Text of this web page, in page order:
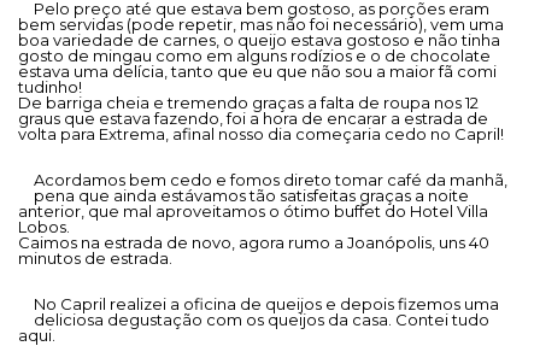
Pelo preço até que estava bem gostoso, as porções eram
bem servidas (pode repetir, mas não foi necessário), vem uma
boa variedade de carnes, o queijo estava gostoso e não tinha
gosto de mingau como em alguns rodízios e o de chocolate
estava uma delícia, tanto que eu que não sou a maior fã comi
tudinho!
De barriga cheia e tremendo graças a falta de roupa nos 12
graus que estava fazendo, foi a hora de encarar a estrada de
volta para Extrema, afinal nosso dia começaria cedo no Capril!
Acordamos bem cedo e fomos direto tomar café da manhã,
pena que ainda estávamos tão satisfeitas graças a noite
anterior, que mal aproveitamos o ótimo buffet do Hotel Villa
Lobos.
Caimos na estrada de novo, agora rumo a Joanópolis, uns 40
minutos de estrada.
No Capril realizei a oficina de queijos e depois fizemos uma
deliciosa degustação com os queijos da casa. Contei tudo
aqui.